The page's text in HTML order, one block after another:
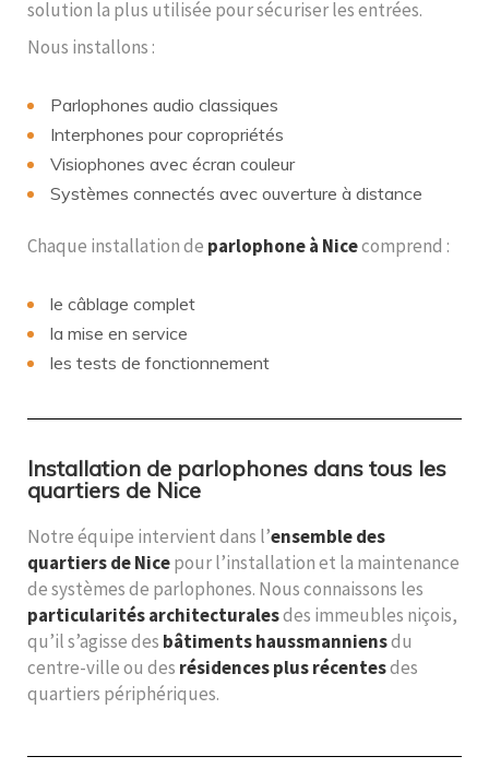
solution la plus utilisée pour sécuriser les entrées.
Nous installons :
Parlophones audio classiques
Interphones pour copropriétés
Visiophones avec écran couleur
Systèmes connectés avec ouverture à distance
Chaque installation de parlophone à Nicecomprend :
le câblage complet
la mise en service
les tests de fonctionnement
Installation de parlophones dans tous les
quartiers de Nice
Notre équipe intervient dans l’ensemble des
quartiers de Nicepour l’installation et la maintenance
de systèmes de parlophones. Nous connaissons les
particularités architecturalesdes immeubles niçois,
qu’il s’agisse des bâtiments haussmanniensdu
centre-ville ou des résidences plus récentesdes
quartiers périphériques.